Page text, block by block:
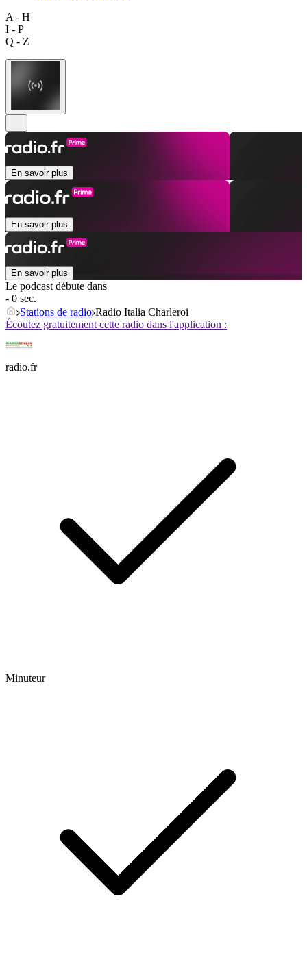
A - H
I - P
Q - Z
En savoir plus
En savoir plus
En savoir plus
Le podcast débute dans
- 0 sec.
Stations de radio Radio Italia Charleroi
Écoutez gratuitement cette radio dans l'application :
radio.fr
Minuteur